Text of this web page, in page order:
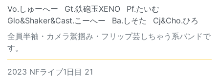
Vo.しゅーへー Gt.鉄砲玉XENO
Pf.たいむ
Glo&Shaker&Cast.こーへー
Ba.しそた
Cj&Cho.ひろ
全員半袖・カメラ鷲掴み・フリップ芸しちゃう系バンドで
す。
2023 NFライブ1日目 21